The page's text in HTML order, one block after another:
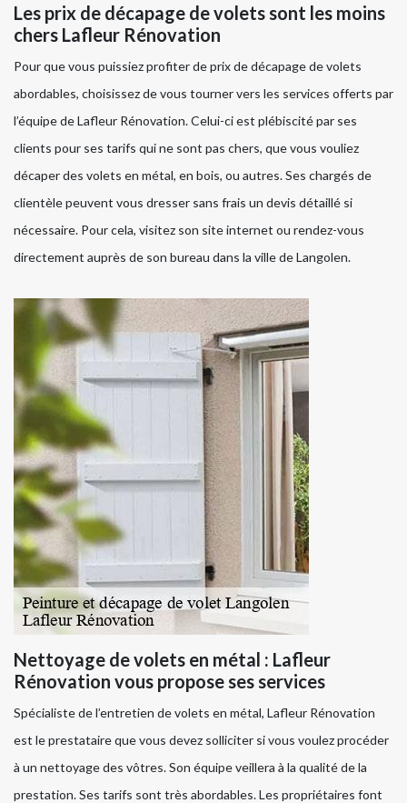
Les prix de décapage de volets sont les moins
chers Lafleur Rénovation
Pour que vous puissiez profiter de prix de décapage de volets
abordables, choisissez de vous tourner vers les services offerts par
l’équipe de Lafleur Rénovation. Celui-ci est plébiscité par ses
clients pour ses tarifs qui ne sont pas chers, que vous vouliez
décaper des volets en métal, en bois, ou autres. Ses chargés de
clientèle peuvent vous dresser sans frais un devis détaillé si
nécessaire. Pour cela, visitez son site internet ou rendez-vous
directement auprès de son bureau dans la ville de Langolen.
Nettoyage de volets en métal : Lafleur
Rénovation vous propose ses services
Spécialiste de l’entretien de volets en métal, Lafleur Rénovation
est le prestataire que vous devez solliciter si vous voulez procéder
à un nettoyage des vôtres. Son équipe veillera à la qualité de la
prestation. Ses tarifs sont très abordables. Les propriétaires font